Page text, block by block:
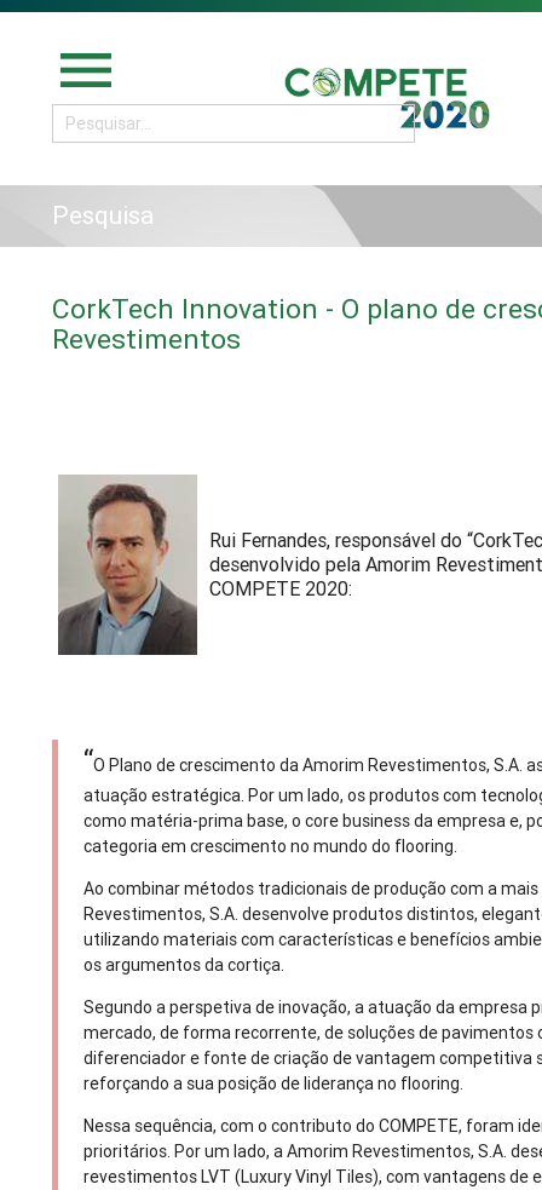
menu
Pesquisa
CorkTech Innovation - O plano de
Revestimentos
Rui Fernandes, responsável do
desenvolvido pela Amorim
COMPETE 2020:
“O Plano de crescimento da Amorim Revestimentos, S.A.
atuação estratégica. Por um lado, os produtos com
como matéria-prima base, o core business da empresa e,
categoria em crescimento no mundo do flooring.
Ao combinar métodos tradicionais de produção com a
Revestimentos, S.A. desenvolve produtos distintos,
utilizando materiais com características e benefícios
os argumentos da cortiça.
Segundo a perspetiva de inovação, a atuação da empresa
mercado, de forma recorrente, de soluções de
diferenciador e fonte de criação de vantagem competitiva
reforçando a sua posição de liderança no flooring.
Nessa sequência, com o contributo do COMPETE, foram
prioritários. Por um lado, a Amorim Revestimentos, S.A.
revestimentos LVT (Luxury Vinyl Tiles), com vantagens de